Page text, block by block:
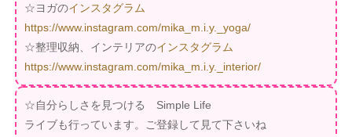
☆ヨガのインスタグラム
https://www.instagram.com/mika_m.i.y._yoga/
☆整理収納、インテリアのインスタグラム
https://www.instagram.com/mika_m.i.y._interior/
☆自分らしさを見つける Simple Life
ライブも行っています。ご登録して見て下さいね